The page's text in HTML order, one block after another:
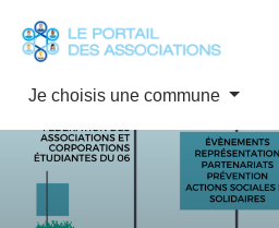
Je choisis une commune